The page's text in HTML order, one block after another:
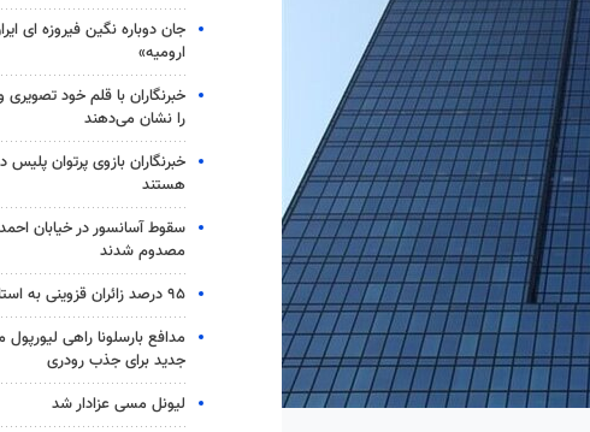
جان دوباره نگین فیروزه ای
ارومیه»
خبرنگاران با قلم خود
را نشان می‌دهند
خبرنگاران بازوی پرتوان پلیس
هستند
مصدوم شدند
۹۵ درصد زائران قزوینی به استان بازگشتند
مدافع بارسلونا راهی
جدید برای جذب رودری
لیونل مسی عزادار شد